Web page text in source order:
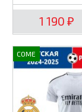
1 190₽
COME